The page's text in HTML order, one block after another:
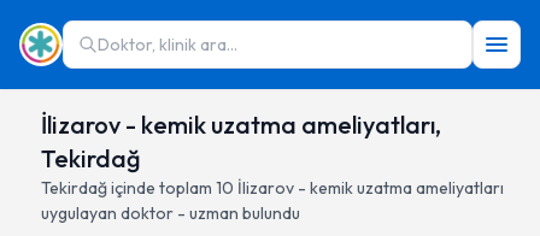
Doktor, klinik ara...
İlizarov - kemik uzatma ameliyatları,
Tekirdağ
Tekirdağiçinde toplam 10 İlizarov - kemik uzatma ameliyatları
uygulayan doktor - uzman bulundu